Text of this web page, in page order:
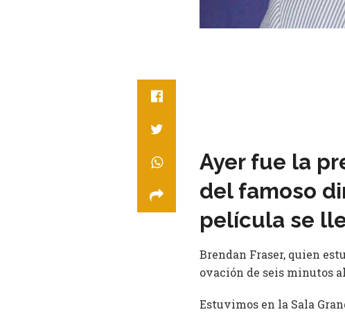
Ayer fue la
del famoso
película se
Brendan Fraser, quien
ovación de seis minutos
Estuvimos en la Sala